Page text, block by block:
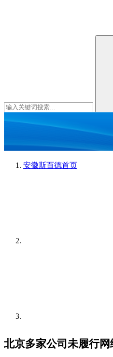
安徽斯百德首页
北京多家公司未履行